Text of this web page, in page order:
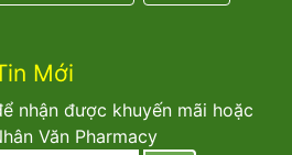
Mới
nhận được khuyến mãi hoặc
Văn Pharmacy